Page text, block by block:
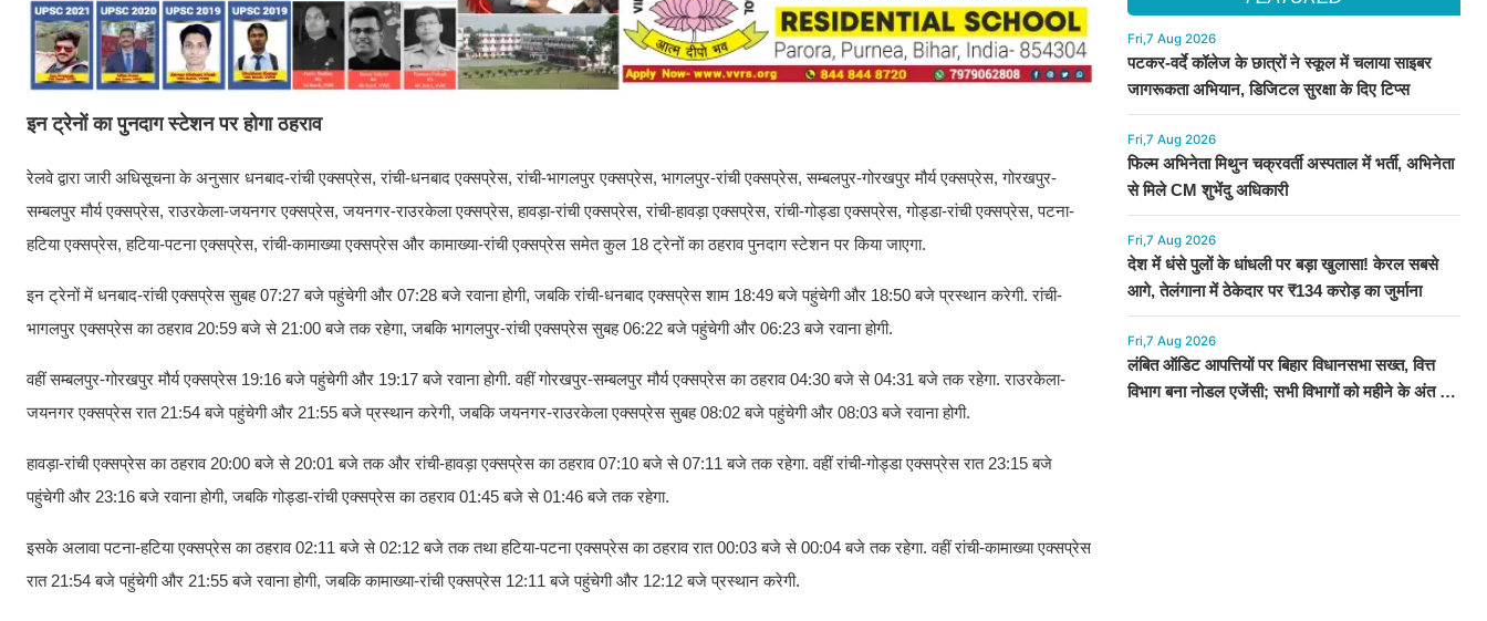
इन ट्रेनों का पुनदाग स्टेशन पर होगा ठहराव
रेलवे द्वारा जारी अधिसूचना के अनुसार धनबाद-रांची एक्सप्रेस, रांची-धनबाद एक्सप्रेस, रांची-भागलपुर एक्सप्रेस, भागलपुर-रांची एक्सप्रेस, सम्बलपुर-गोरखपुर मौर्य एक्सप्रेस, गोरखपुर-
सम्बलपुर मौर्य एक्सप्रेस, राउरकेला-जयनगर एक्सप्रेस, जयनगर-राउरकेला एक्सप्रेस, हावड़ा-रांची एक्सप्रेस, रांची-हावड़ा एक्सप्रेस, रांची-गोड्डा एक्सप्रेस, गोड्डा-रांची एक्सप्रेस, पटना-
हटिया एक्सप्रेस, हटिया-पटना एक्सप्रेस, रांची-कामाख्या एक्सप्रेस और कामाख्या-रांची एक्सप्रेस समेत कुल 18 ट्रेनों का ठहराव पुनदाग स्टेशन पर किया जाएगा.
इन ट्रेनों में धनबाद-रांची एक्सप्रेस सुबह 07:27 बजे पहुंचेगी और 07:28 बजे रवाना होगी, जबकि रांची-धनबाद एक्सप्रेस शाम 18:49 बजे पहुंचेगी और 18:50 बजे प्रस्थान करेगी. रांची-
भागलपुर एक्सप्रेस का ठहराव 20:59 बजे से 21:00 बजे तक रहेगा, जबकि भागलपुर-रांची एक्सप्रेस सुबह 06:22 बजे पहुंचेगी और 06:23 बजे रवाना होगी.
वहीं सम्बलपुर-गोरखपुर मौर्य एक्सप्रेस 19:16 बजे पहुंचेगी और 19:17 बजे रवाना होगी. वहीं गोरखपुर-सम्बलपुर मौर्य एक्सप्रेस का ठहराव 04:30 बजे से 04:31 बजे तक रहेगा. राउरकेला-
जयनगर एक्सप्रेस रात 21:54 बजे पहुंचेगी और 21:55 बजे प्रस्थान करेगी, जबकि जयनगर-राउरकेला एक्सप्रेस सुबह 08:02 बजे पहुंचेगी और 08:03 बजे रवाना होगी.
हावड़ा-रांची एक्सप्रेस का ठहराव 20:00 बजे से 20:01 बजे तक और रांची-हावड़ा एक्सप्रेस का ठहराव 07:10 बजे से 07:11 बजे तक रहेगा. वहीं रांची-गोड्डा एक्सप्रेस रात 23:15 बजे
पहुंचेगी और 23:16 बजे रवाना होगी, जबकि गोड्डा-रांची एक्सप्रेस का ठहराव 01:45 बजे से 01:46 बजे तक रहेगा.
इसके अलावा पटना-हटिया एक्सप्रेस का ठहराव 02:11 बजे से 02:12 बजे तक तथा हटिया-पटना एक्सप्रेस का ठहराव रात 00:03 बजे से 00:04 बजे तक रहेगा. वहीं रांची-कामाख्या एक्सप्रेस
रात 21:54 बजे पहुंचेगी और 21:55 बजे रवाना होगी, जबकि कामाख्या-रांची एक्सप्रेस 12:11 बजे पहुंचेगी और 12:12 बजे प्रस्थान करेगी.
Fri,7 Aug 2026
पटकर-वर्दे कॉलेज के छात्रों ने स्कूल में चलाया साइबर
जागरूकता अभियान, डिजिटल सुरक्षा के दिए टिप्स
Fri,7 Aug 2026
फिल्म अभिनेता मिथुन चक्रवर्ती अस्पताल में भर्ती, अभिनेता
से मिले CM शुभेंदु अधिकारी
Fri,7 Aug 2026
देश में धंसे पुलों के धांधली पर बड़ा खुलासा! केरल सबसे
आगे, तेलंगाना में ठेकेदार पर ₹134 करोड़ का जुर्माना
Fri,7 Aug 2026
लंबित ऑडिट आपत्तियों पर बिहार विधानसभा सख्त, वित्त
विभाग बना नोडल एजेंसी; सभी विभागों को महीने के अंत तक